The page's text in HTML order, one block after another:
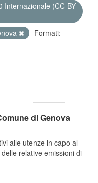
Internazionale (CC BY
Formati:
di Genova
alle utenze in capo al
relative emissioni di